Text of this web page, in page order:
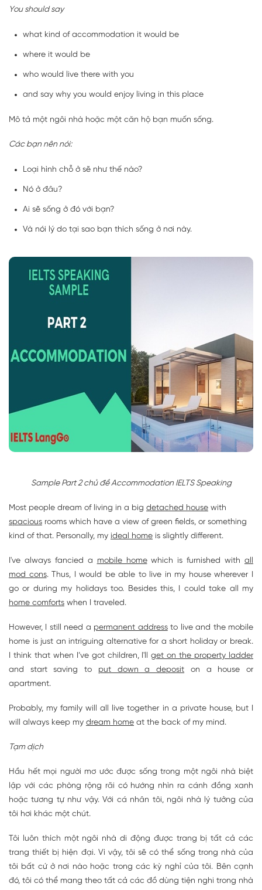
You should say
what kind of accommodation it would be
where it would be
who would live there with you
and say why you would enjoy living in this place
Mô tả một ngôi nhà hoặc một căn hộ bạn muốn sống.
Các bạn nên nói:
Loại hình chỗ ở sẽ như thế nào?
Nó ở đâu?
Ai sẽ sống ở đó với bạn?
Và nói lý do tại sao bạn thích sống ở nơi này.
Sample Part 2 chủ đề Accommodation IELTS Speaking
Most people dream of living in a big detached house with
spacious rooms which have a view of green fields, or something
kind of that. Personally, my ideal home is slightly different.
I've always fancied a mobile homewhich is furnished withall
mod cons. Thus, I would be able to live in my house wherever I
go or during my holidays too. Besides this, I could take all my
home comforts when I traveled.
However, I still need a permanent addressto live and the mobile
home is just an intriguing alternative for a short holiday or break.
I think that when I’ve got children, I'llget on the property ladder
and start saving to put down a deposit on a house or
apartment.
Probably, my family will all live together in a private house, but I
will always keep my dream home at the back of my mind.
Tạm dịch
Hầu hết mọi người mơ ước được sống trong một ngôi nhà biệt
lập với các phòng rộng rãi có hướng nhìn ra cánh đồng xanh
hoặc tương tự như vậy. Với cá nhân tôi, ngôi nhà lý tưởng của
tôi hơi khác một chút.
Tôi luôn thích một ngôi nhà di động được trang bị tất cả các
trang thiết bị hiện đại. Vì vậy, tôi sẽ có thể sống trong nhà của
tôi bất cứ ở nơi nào hoặc trong các kỳ nghỉ của tôi. Bên cạnh
đó, tôi có thể mang theo tất cả các đồ dùng tiện nghi trong nhà